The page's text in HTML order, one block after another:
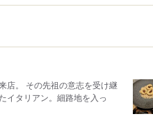
店。 その先祖の意志を受け継
イタリアン。細路地を入っ